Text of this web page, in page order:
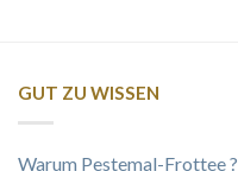
GUT ZU WISSEN
Warum Pestemal-Frottee ?